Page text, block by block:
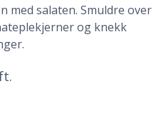
med salaten. Smuldre over
og knekk